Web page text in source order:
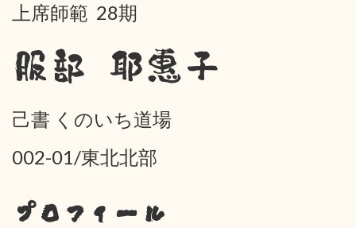
上席師範 28期
服部 耶惠子
己書 くのいち道場
002-01/東北北部
プロフィール